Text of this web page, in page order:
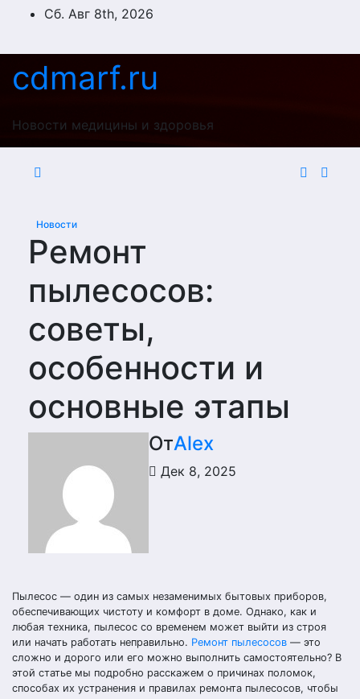
ПерейтиСб. Авг 8th, 2026
cdmarf.ru
Новости медицины и здоровья
Новости
Ремонт
пылесосов:
советы,
особенности и
основные этапы
ОтAlex
Дек 8, 2025
Пылесос — один из самых незаменимых бытовых приборов,
обеспечивающих чистоту и комфорт в доме. Однако, как и
любая техника, пылесос со временем может выйти из строя
или начать работать неправильно. Ремонт пылесосов — это
сложно и дорого или его можно выполнить самостоятельно? В
этой статье мы подробно расскажем о причинах поломок,
способах их устранения и правилах ремонта пылесосов, чтобы